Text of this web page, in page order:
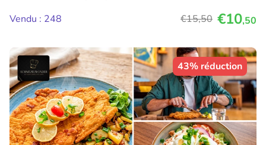
Vendu : 248
€15,50 €10,50
43% réduction